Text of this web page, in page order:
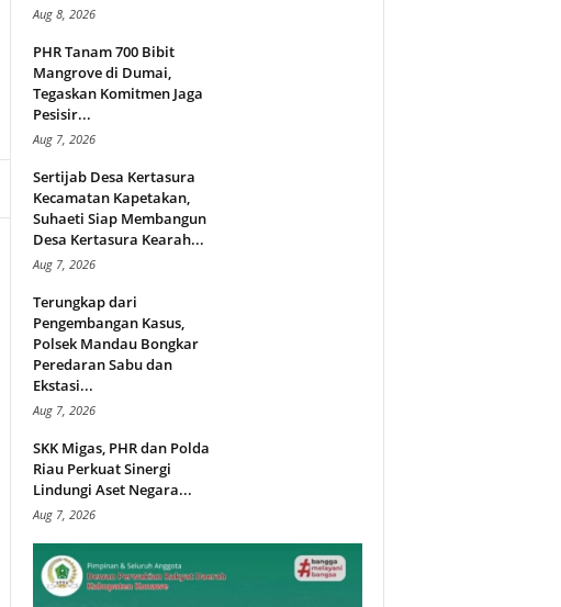
Aug 8, 2026
PHR Tanam 700 Bibit
Mangrove di Dumai,
Tegaskan Komitmen Jaga
Pesisir...
Aug 7, 2026
Sertijab Desa Kertasura
Kecamatan Kapetakan,
Suhaeti Siap Membangun
Desa Kertasura Kearah...
Aug 7, 2026
Terungkap dari
Pengembangan Kasus,
Polsek Mandau Bongkar
Peredaran Sabu dan
Ekstasi...
Aug 7, 2026
SKK Migas, PHR dan Polda
Riau Perkuat Sinergi
Lindungi Aset Negara...
Aug 7, 2026